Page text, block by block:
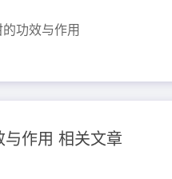
功效与作用
与作用 相关文章